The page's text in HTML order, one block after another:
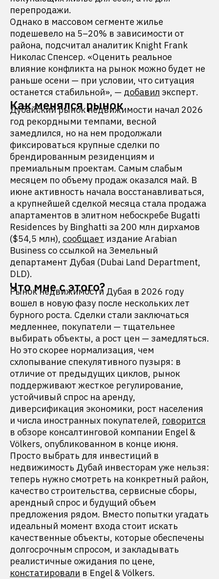
перепродажи.
Однако в массовом сегменте жилье
подешевело на 5–20% в зависимости от
района, подсчитал аналитик Knight Frank
Николас Спенсер. «Оценить реальное
влияние конфликта на рынок можно будет не
раньше осени — при условии, что ситуация
останется стабильной», — добавил эксперт.
Как менялся рынок
Дубайский рынок недвижимости начал 2026
год рекордными темпами, весной
замедлился, но на нем продолжали
фиксироваться крупные сделки по
брендированным резиденциям и
премиальным проектам. Самым слабым
месяцем по объему продаж оказался май. В
июне активность начала восстанавливаться,
а крупнейшей сделкой месяца стала продажа
апартаментов в элитном небоскребе Bugatti
Residences by Binghatti за 200 млн дирхамов
($54,5 млн), сообщает издание Arabian
Business со ссылкой на Земельный
департамент Дубая (Dubai Land Department,
DLD).
Что мне с этого?
Рынок недвижимости Дубая в 2026 году
вошел в новую фазу после нескольких лет
бурного роста. Сделки стали заключаться
медленнее, покупатели — тщательнее
выбирать объекты, а рост цен — замедляться.
Но это скорее нормализация, чем
схлопывание спекулятивного пузыря: в
отличие от предыдущих циклов, рынок
поддерживают жесткое регулирование,
устойчивый спрос на аренду,
диверсификация экономики, рост населения
и числа иностранных покупателей, говорится
в обзоре консалтинговой компании Engel &
Völkers, опубликованном в конце июня.
Просто выбрать для инвестиций в
недвижимость Дубай инвесторам уже нельзя:
теперь нужно смотреть на конкретный район,
качество строительства, сервисные сборы,
арендный спрос и будущий объем
предложения рядом. Вместо попытки угадать
идеальный момент входа стоит искать
качественные объекты, которые обеспечены
долгосрочным спросом, и закладывать
реалистичные ожидания по цене,
констатировали в Engel & Völkers.